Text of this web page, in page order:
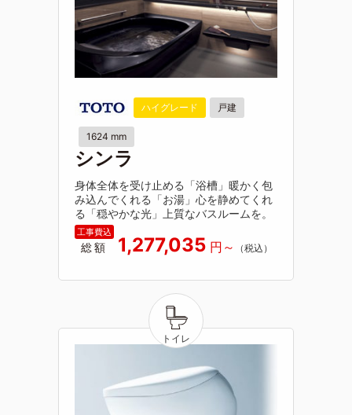
ハイグレード 戸建
1624 mm
シンラ
身体全体を受け止める「浴槽」暖かく包
み込んでくれる「お湯」心を静めてくれ
る「穏やかな光」上質なバスルームを。
総額 1,277,035